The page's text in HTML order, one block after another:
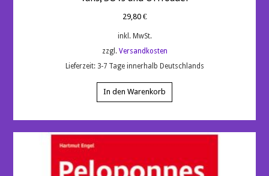
29,80 €
inkl. MwSt.
zzgl. Versandkosten
Lieferzeit: 3-7 Tage innerhalb Deutschlands
In den Warenkorb